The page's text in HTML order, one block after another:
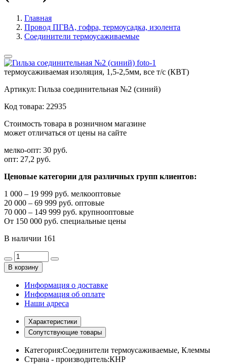
Главная
Провод ПГВА, гофра, термоусадка, изолента
Соединители термоусаживаемые
термоусаживаемая изоляция, 1,5-2,5мм, все т/с (КВТ)
Артикул: Гильза соединительная №2 (синий)
Код товара: 22935
Стоимость товара в розничном магазине
может отличаться от цены на сайте
мелко-опт: 30 руб.
опт: 27,2 руб.
Ценовые категории для различных групп клиентов:
1 000 – 19 999 руб. мелкооптовые
20 000 – 69 999 руб. оптовые
70 000 – 149 999 руб. крупнооптовые
От 150 000 руб. специальные цены
В наличии 161
В корзину
Информация о доставке
Информация об оплате
Наши адреса
Характеристики
Сопутствующие товары
Категория:Соединители термоусаживаемые, Клеммы
Страна - производитель:КНР